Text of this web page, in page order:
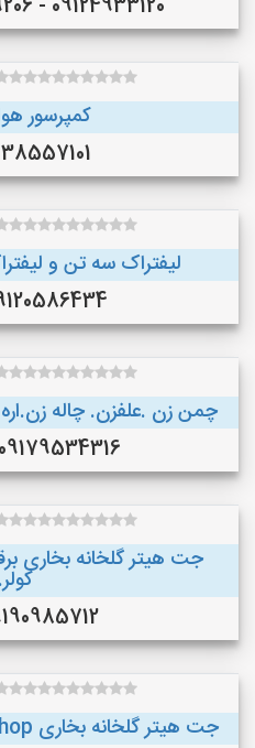
09124933120 - 02165019206 (شهریار)
کمپرسور
09138557101
لیفتراک سه تن و
09120586434
چمن زن .علفزن. چاله
09179534316 (بندر عباس)
جت هیتر گلخانه بخاری
09190985712
جت هیتر گلخانه بخاری eig shop گازی گازوییلی برقی